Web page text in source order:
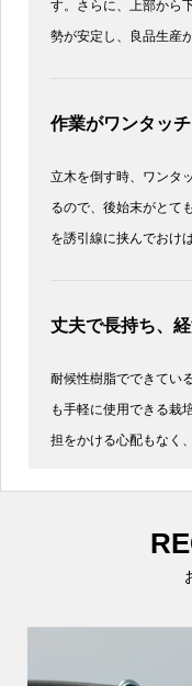
す。さらに、上部から
勢が安定し、良品生産
作業がワンタッ
立木を倒す時、ワンタ
るので、後始末がとて
を誘引線に挟んでおけ
丈夫で長持ち、経
耐候性樹脂でできてい
も手軽に使用できる栽
担をかける心配もなく